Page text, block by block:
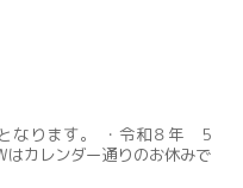
なります。 ・令和８年 5
カレンダー通りのお休みで